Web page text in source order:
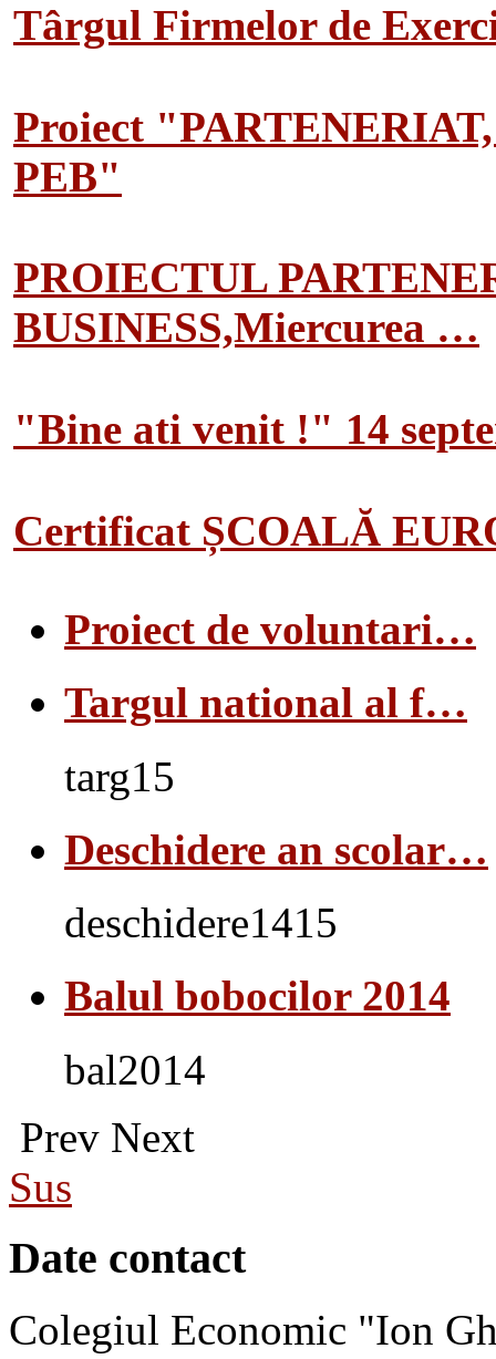
Târgul Firmelor de
Proiect
PEB"
PROIECTUL
BUSINESS,Miercurea …
"Bine ati venit !" 14
Certificat ȘCOALĂ
Proiect de voluntari…
Targul national al f…
targ15
Deschidere an scolar…
deschidere1415
Balul bobocilor 2014
bal2014
Prev Next
Sus
Date contact
Colegiul Economic "Ion